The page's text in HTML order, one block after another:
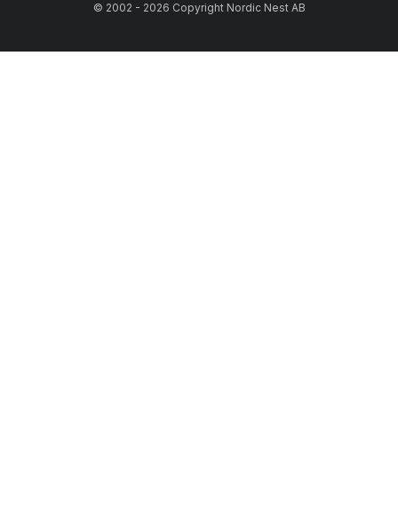
© 2002 - 2026 Copyright Nordic Nest AB